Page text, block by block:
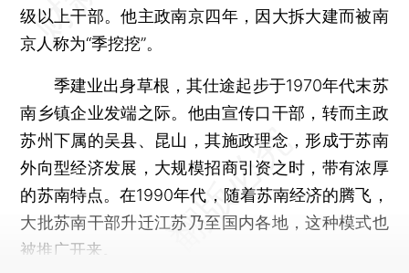
级以上干部。他主政南京四年，因大拆大建而被南
京人称为“季挖挖”。
季建业出身草根，其仕途起步于1970年代末苏
南乡镇企业发端之际。他由宣传口干部，转而主政
苏州下属的吴县、昆山，其施政理念，形成于苏南
外向型经济发展，大规模招商引资之时，带有浓厚
的苏南特点。在1990年代，随着苏南经济的腾飞，
大批苏南干部升迁江苏乃至国内各地，这种模式也
被推广开来。